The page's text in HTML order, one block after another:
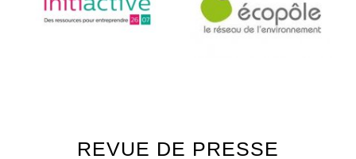
REVUE DE PRESSE